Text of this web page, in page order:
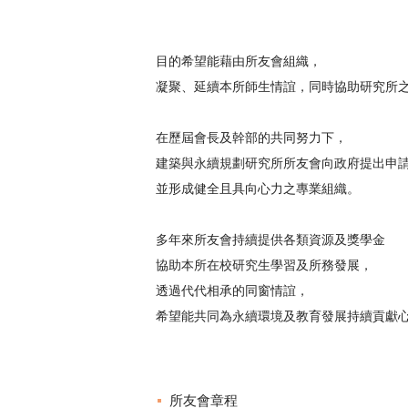
目的希望能藉由所友會組織，
凝聚、延續本所師生情誼，同時協助研究所之
在歷屆會長及幹部的共同努力下，
建築與永續規劃研究所所友會向政府提出申
並形成健全且具向心力之專業組織。
多年來所友會持續提供各類資源及獎學金
協助本所在校研究生學習及所務發展，
透過代代相承的同窗情誼，
希望能共同為永續環境及教育發展持續貢獻心
所友會章程